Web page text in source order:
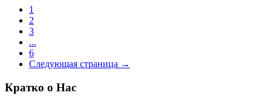
1
2
3
...
6
Следующая страница →
Кратко о Нас